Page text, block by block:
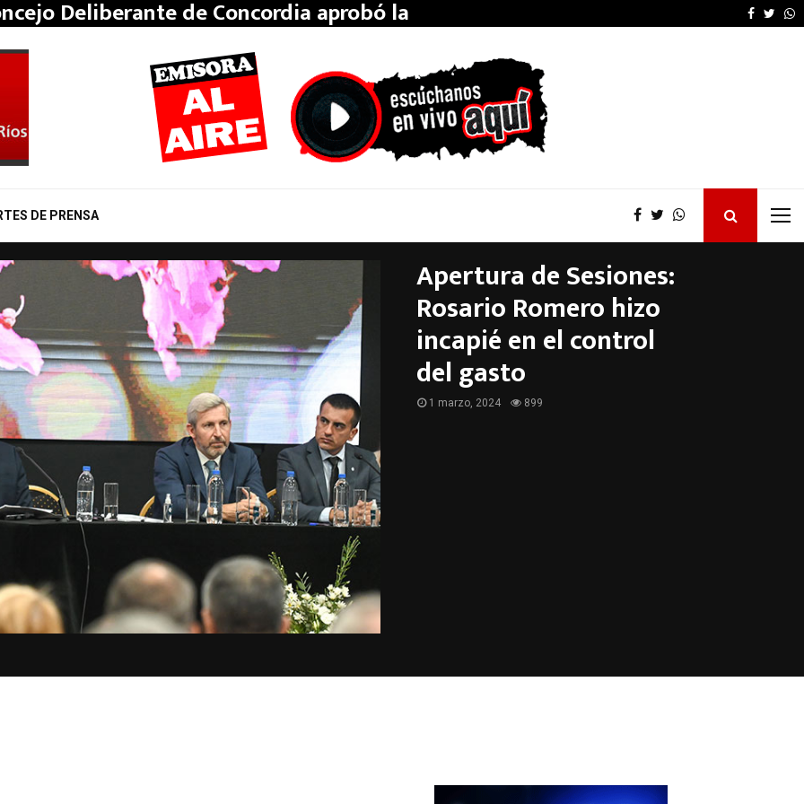
Deliberante de Concordia aprobó la… Desalojos más
DE PRENSA
Apertura de Sesiones:
Rosario Romero hizo
incapié en el control
del gasto
1 marzo, 2024 899